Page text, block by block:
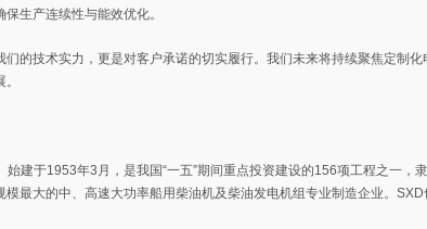
生产连续性与能效优化。
们的技术实力，更是对客户承诺的切实履行。我们未来将持续聚焦定制
始建于1953年3月，是我国“一五”期间重点投资建设的156项工程之一，
最大的中、高速大功率船用柴油机及柴油发电机组专业制造企业。SXD